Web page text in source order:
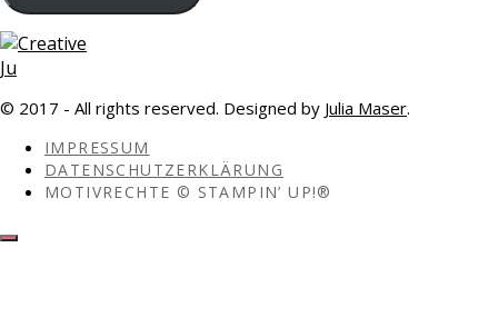
© 2017 - All rights reserved. Designed by Julia Maser.
IMPRESSUM
DATENSCHUTZERKLÄRUNG
MOTIVRECHTE © STAMPIN’ UP!®